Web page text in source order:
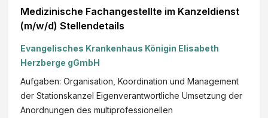
Medizinische Fachangestellte im Kanzeldienst
(m/w/d) Stellendetails
Evangelisches Krankenhaus Königin Elisabeth
Herzberge gGmbH
Aufgaben: Organisation, Koordination und Management
der Stationskanzel Eigenverantwortliche Umsetzung der
Anordnungen des multiprofessionellen